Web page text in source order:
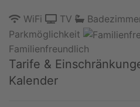
WiFi TV
Parkmöglichkeit
Familienfreundlich
Tarife &
Kalender